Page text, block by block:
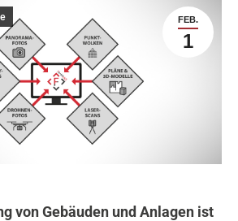
FEB.
1
von Gebäuden und Anlagen ist